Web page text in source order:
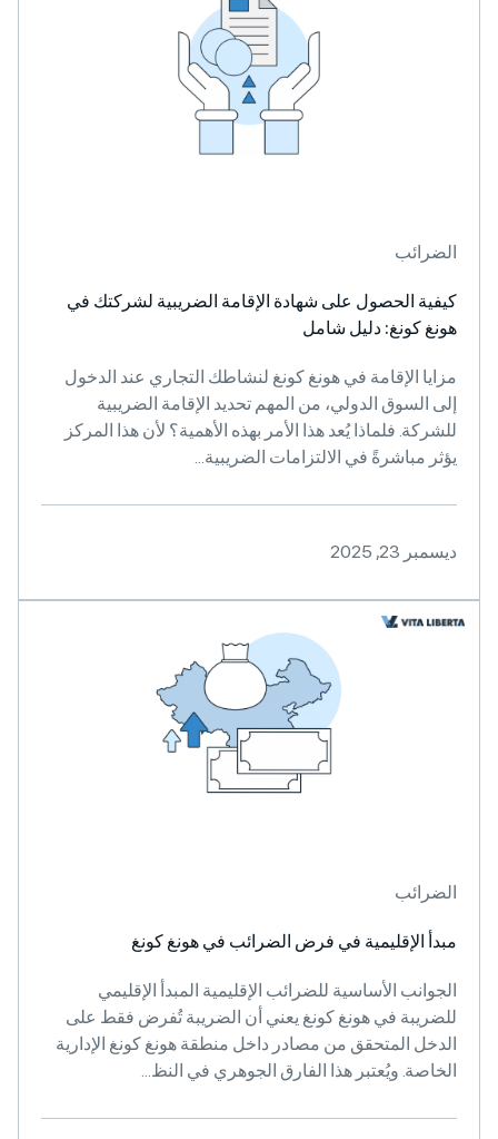
الضرائب
كيفية الحصول على شهادة الإقامة الضريبية لشركتك في
هونغ كونغ: دليل شامل
مزايا الإقامة في هونغ كونغ لنشاطك التجاري عند الدخول
إلى السوق الدولي، من المهم تحديد الإقامة الضريبية
للشركة. فلماذا يُعد هذا الأمر بهذه الأهمية؟ لأن هذا المركز
يؤثر مباشرةً في الالتزامات الضريبية...
ديسمبر 23, 2025
الضرائب
مبدأ الإقليمية في فرض الضرائب في هونغ كونغ
الجوانب الأساسية للضرائب الإقليمية المبدأ الإقليمي
للضريبة في هونغ كونغ يعني أن الضريبة تُفرض فقط على
الدخل المتحقق من مصادر داخل منطقة هونغ كونغ الإدارية
الخاصة. ويُعتبر هذا الفارق الجوهري في النظ...